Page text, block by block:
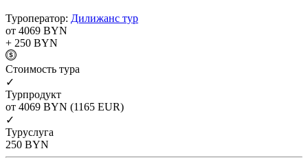
Туроператор: Дилижанс тур
от 4069 BYN
+ 250 BYN
Cтоимость тура
✓
Турпродукт
от 4069 BYN (1165 EUR)
✓
Туруслуга
250 BYN